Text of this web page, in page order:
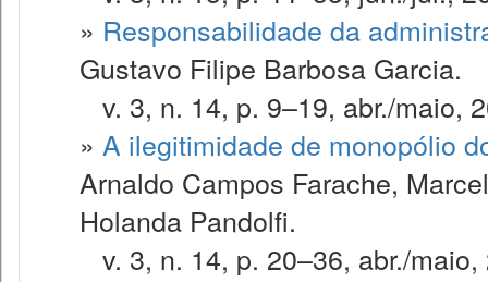
» Responsabilidade da
Gustavo Filipe Barbosa Garcia.
v. 3, n. 14, p. 9–19, abr./maio,
» A ilegitimidade de monopólio
Arnaldo Campos Farache,
Holanda Pandolfi.
v. 3, n. 14, p. 20–36, abr./maio,